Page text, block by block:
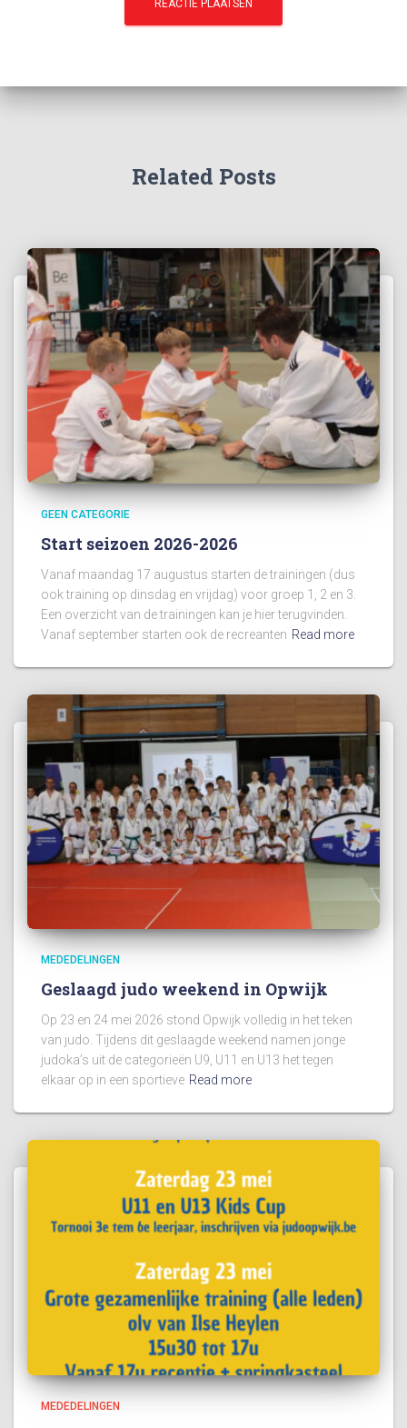
Related Posts
GEEN CATEGORIE
Start seizoen 2026-2026
Vanaf maandag 17 augustus starten de trainingen (dus
ook training op dinsdag en vrijdag) voor groep 1, 2 en 3.
Een overzicht van de trainingen kan je hier terugvinden.
Vanaf september starten ook de recreanten Read more
MEDEDELINGEN
Geslaagd judo weekend in Opwijk
Op 23 en 24 mei 2026 stond Opwijk volledig in het teken
van judo. Tijdens dit geslaagde weekend namen jonge
judoka’s uit de categorieën U9, U11 en U13 het tegen
elkaar op in een sportieve Read more
MEDEDELINGEN